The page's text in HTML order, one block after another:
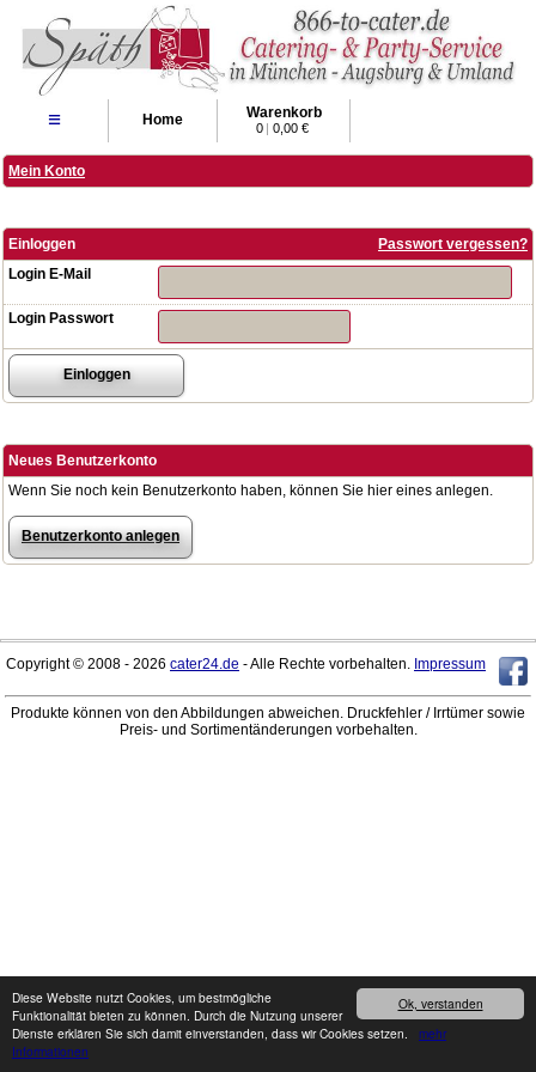
Ok, verstanden
Diese Website nutzt Cookies, um bestmögliche
Funktionalität bieten zu können. Durch die Nutzung unserer
Dienste erklären Sie sich damit einverstanden, dass wir Cookies setzen. mehr
Informationen
≡ Home Warenkorb
0 | 0,00 €
Mein Konto
Einloggen
Passwort vergessen?
Login E-Mail
Login Passwort
Neues Benutzerkonto
Wenn Sie noch kein Benutzerkonto haben, können Sie hier eines anlegen.
Benutzerkonto anlegen
Copyright © 2008 - 2026 cater24.de - Alle Rechte vorbehalten. Impressum
Produkte können von den Abbildungen abweichen. Druckfehler / Irrtümer sowie
Preis- und Sortimentänderungen vorbehalten.